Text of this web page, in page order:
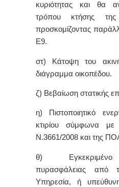
κυριότητας και θα
τρόπου κτήσης της
προσκομίζοντας
Ε9.
στ) Κάτοψη του
διάγραμμα οικοπέδου.
ζ) Βεβαίωση στατικής
η) Πιστοποιητικό
κτιρίου σύμφωνα με
Ν.3661/2008 και της
θ) Εγκεκριμένο
πυρασφάλειας από
Υπηρεσία, ή